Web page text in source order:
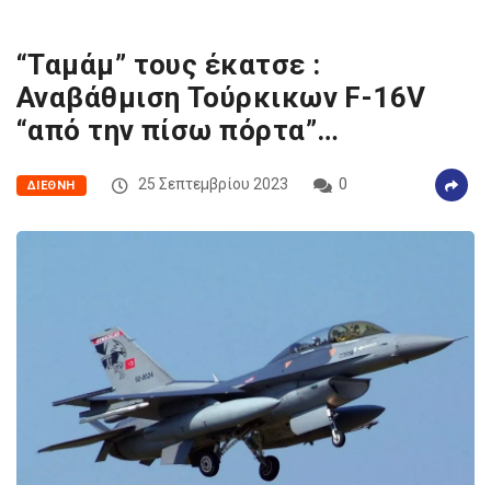
“Ταμάμ” τους έκατσε :
Αναβάθμιση Τούρκικων F-16V
“από την πίσω πόρτα”…
ΔΙΕΘΝΉ 25 Σεπτεμβρίου 2023 0